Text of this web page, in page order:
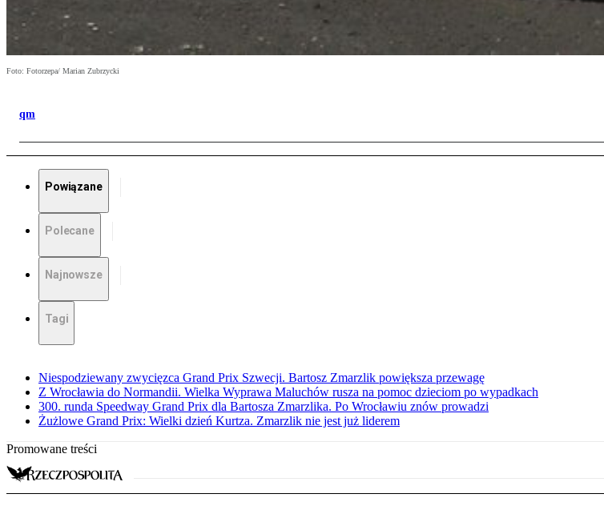
Foto: Fotorzepa/ Marian Zubrzycki
qm
Powiązane
Polecane
Najnowsze
Tagi
Niespodziewany zwycięzca Grand Prix Szwecji. Bartosz Zmarzlik powiększa przewagę
Z Wrocławia do Normandii. Wielka Wyprawa Maluchów rusza na pomoc dzieciom po wypadkach
300. runda Speedway Grand Prix dla Bartosza Zmarzlika. Po Wrocławiu znów prowadzi
Żużlowe Grand Prix: Wielki dzień Kurtza. Zmarzlik nie jest już liderem
Promowane treści